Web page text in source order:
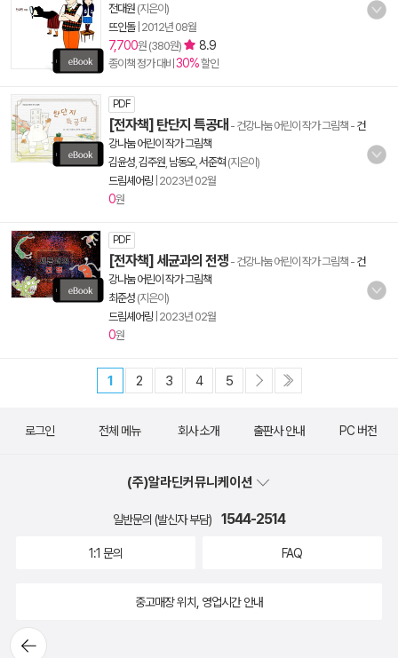
전대원 (지은이)
뜨인돌| 2012년 08월
7,700원 (380원) 8.9
종이책 정가 대비 30%할인
PDF
[전자책] 탄단지 특공대 - 건강나눔 어린이 작가 그림책 - 건
강나눔 어린이 작가 그림책
김윤성 김주원 남동오, 서준혁 (지은이)
드림셰어링 2023년 02월
0원
PDF
[전자책] 세균과의 전쟁 - 건강나눔 어린이 작가 그림책 - 건
강나눔 어린이 작가 그림책
최준성 (지은이)
드림셰어링 2023년 02월
0원
1 2 3 4 5
뒤로가
로그인 전체 메뉴 회사 소개 출판사 안내 PC 버전
(주)알라딘커뮤니케이션
일반문의 (발신자 부담) 1544-2514
1:1 문의 FAQ
중고매장 위치, 영업시간 안내